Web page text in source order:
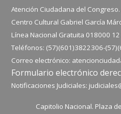
Atención Ciudadana del
Centro Cultural Gabriel García
Línea Nacional Gratuita 018000
Teléfonos: (57)(601)3822306-
Correo electrónico:
Formulario electrónico
Notificaciones Judiciales:
Capitolio Nacional. Plaza